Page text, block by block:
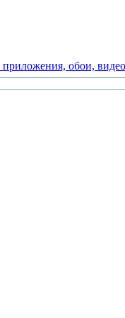
приложения, обои, видео